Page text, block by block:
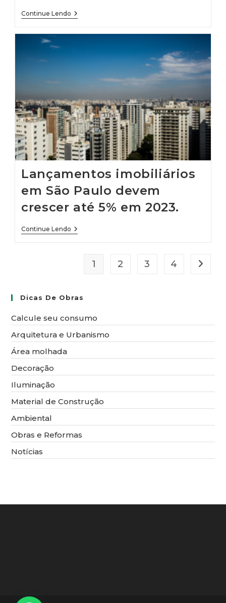
Continue Lendo Nordeste:
Melhor
Compra
Lançamentos imobiliários
em São Paulo devem
crescer até 5% em 2023.
Continue Lendo Lançamentos
Imobiliários
Devem
Em
1 2 3 4 Ir para
Dicas De Obras
Calcule seu consumo
Arquitetura e Urbanismo
Área molhada
Decoração
Iluminação
Material de Construção
Ambiental
Obras e Reformas
Notícias